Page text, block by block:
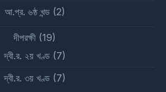
আ.প্র. ৬ষ্ঠ খন্ড(2)
দীপরক্ষী (19)
দ্বী.র. ২য় খণ্ড(7)
দ্বী.র. ৩য় খণ্ড(7)